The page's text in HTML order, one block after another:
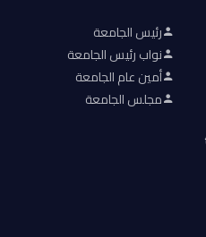
رئيس الجامعة
نواب رئيس الجامعة
أمين عام الجامعة
مجلس الجامعة